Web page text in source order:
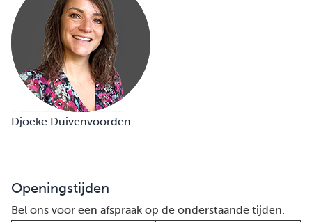
Djoeke Duivenvoorden
Openingstijden
Bel ons voor een afspraak op de onderstaande tijden.